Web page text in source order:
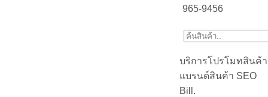
965-9456
บริการโปรโมทสินค้า
แบรนด์สินค้า SEO
Bill.